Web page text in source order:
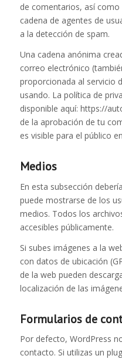
de comentarios, así como
cadena de agentes de
a la detección de spam.
Una cadena anónima
correo electrónico
proporcionada al servicio
usando. La política de
disponible aquí: https://
de la aprobación de tu
es visible para el público
Medios
En esta subsección
puede mostrarse de los
medios. Todos los
accesibles públicamente.
Si subes imágenes a la
con datos de ubicación
de la web pueden
localización de las
Formularios de
Por defecto, WordPress
contacto. Si utilizas un